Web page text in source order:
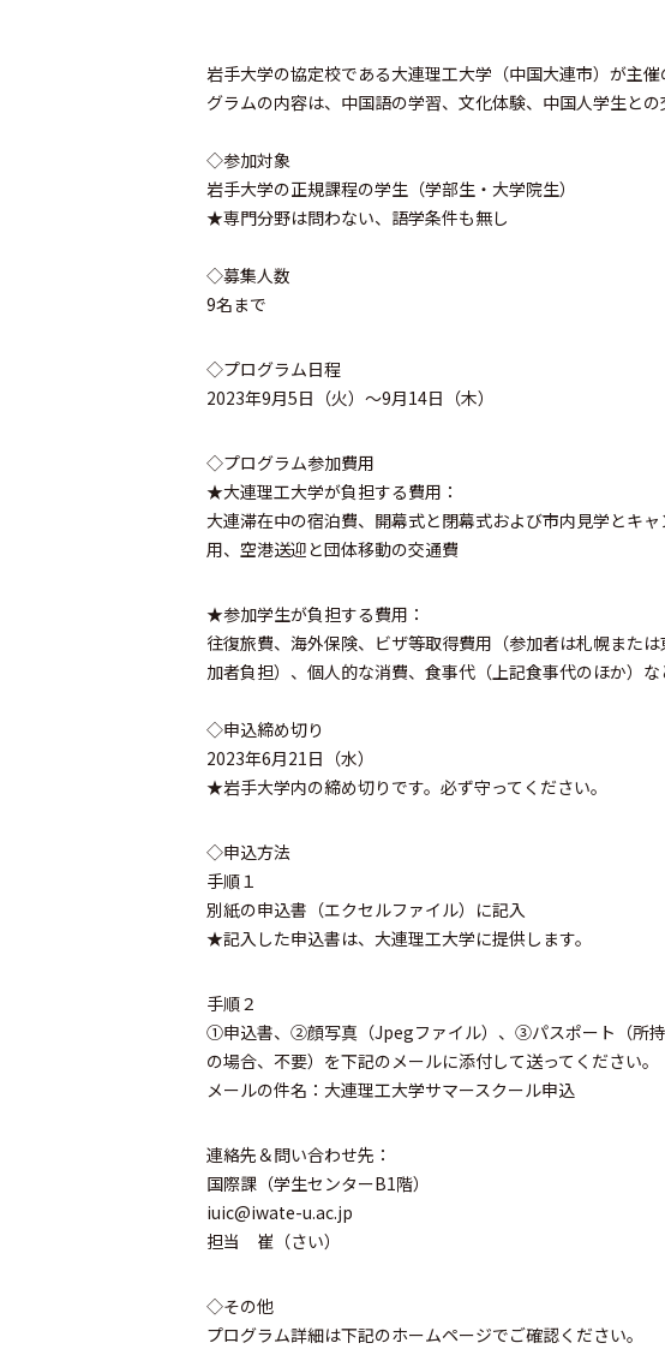
岩手大学の協定校である大連理工大学（中国大連市）が主
グラムの内容は、中国語の学習、文化体験、中国人学生との
◇参加対象
岩手大学の正規課程の学生（学部生・大学院生）
★専門分野は問わない、語学条件も無し
◇募集人数
9名まで
◇プログラム日程
2023年9月5日（火）～9月14日（木）
◇プログラム参加費用
★大連理工大学が負担する費用：
大連滞在中の宿泊費、開幕式と閉幕式および市内見学とキ
用、空港送迎と団体移動の交通費
★参加学生が負担する費用：
往復旅費、海外保険、ビザ等取得費用（参加者は札幌また
加者負担）、個人的な消費、食事代（上記食事代のほか）な
◇申込締め切り
2023年6月21日（水）
★岩手大学内の締め切りです。必ず守ってください。
◇申込方法
手順１
別紙の申込書（エクセルファイル）に記入
★記入した申込書は、大連理工大学に提供します。
手順２
①申込書、②顔写真（Jpegファイル）、③パスポート（所
の場合、不要）を下記のメールに添付して送ってください。
メールの件名：大連理工大学サマースクール申込
連絡先＆問い合わせ先：
国際課（学生センターB1階）
iuic@iwate-u.ac.jp
担当 崔（さい）
◇その他
プログラム詳細は下記のホームページでご確認ください。